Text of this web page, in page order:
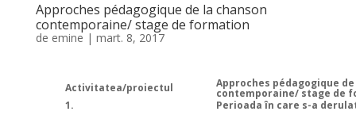
Approches pédagogique de la chanson
contemporaine/ stage de formation
de emine | mart. 8, 2017
Activitatea/proiectul Approches pédagogique
contemporaine/ stage de
1.
Perioada în care s-a